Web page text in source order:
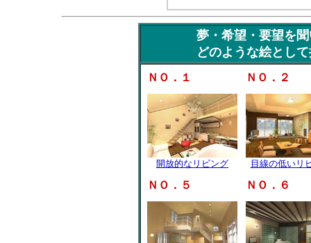
夢・希望・要望を
どのような絵とし
ＮＯ．１ ＮＯ．２
開放的なリビング 目線の低いリ
ＮＯ．５ ＮＯ．６